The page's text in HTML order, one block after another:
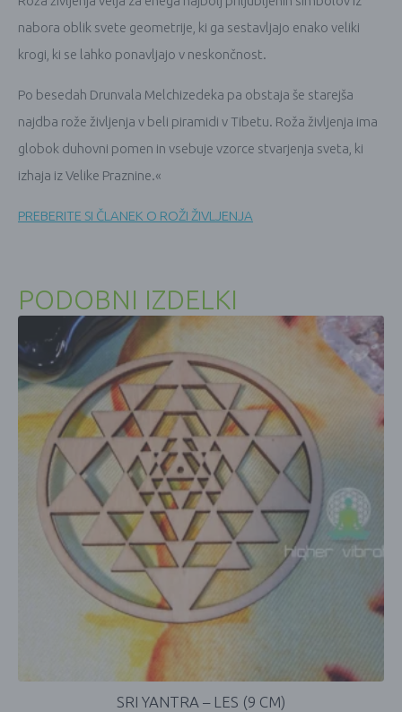
nabora oblik svete geometrije, ki ga sestavljajo enako veliki
krogi, ki se lahko ponavljajo v neskončnost.
Po besedah Drunvala Melchizedeka pa obstaja še starejša
najdba rože življenja v beli piramidi v Tibetu. Roža življenja ima
globok duhovni pomen in vsebuje vzorce stvarjenja sveta, ki
izhaja iz Velike Praznine.«
PREBERITE SI ČLANEK O ROŽI ŽIVLJENJA
PODOBNI IZDELKI
SRI YANTRA – LES (9 CM)